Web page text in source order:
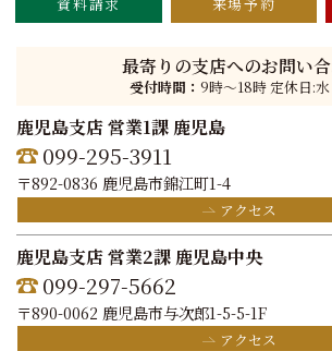
最寄りの支店へのお問い
受付時間： 9時〜18時 定休日:
鹿児島支店 営業1課 鹿児島
099-295-3911
〒892-0836 鹿児島市錦江町1-4
アクセス
鹿児島支店 営業2課 鹿児島中央
099-297-5662
〒890-0062 鹿児島市与次郎1-5-5-1F
アクセス